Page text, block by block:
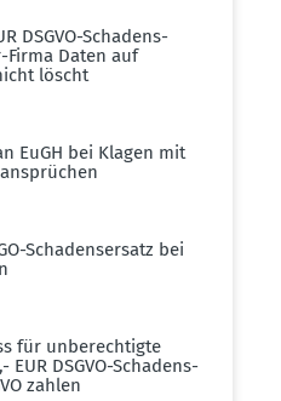
DSGVO-Schadens­
Firma Daten auf
löscht
EuGH bei Klagen mit
Schadens­ersatz bei
für unberech­tigte
EUR DSGVO-Schadens­
zahlen